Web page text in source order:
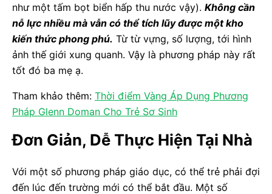
như một tấm bọt biển hấp thu nước vậy). Không cần
nỗ lực nhiều mà vẫn có thể tích lũy được một kho
kiến thức phong phú. Từ từ vựng, số lượng, tới hình
ảnh thế giới xung quanh. Vậy là phương pháp này rất
tốt đó ba mẹ ạ.
Tham khảo thêm: Thời điểm Vàng Áp Dụng Phương
Pháp Glenn Doman Cho Trẻ Sơ Sinh
Đơn Giản, Dễ Thực Hiện Tại Nhà
Với một số phương pháp giáo dục, có thể trẻ phải đợi
đến lúc đến trường mới có thể bắt đầu. Một số